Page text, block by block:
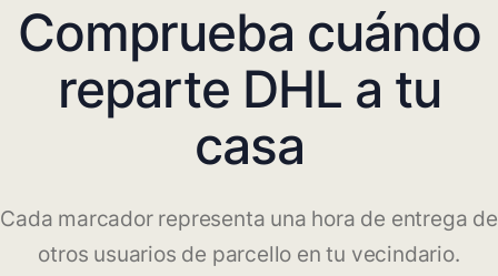
Comprueba cuándo
reparte DHL a tu
casa
Cada marcador representa una hora de entrega de
otros usuarios de parcello en tu vecindario.